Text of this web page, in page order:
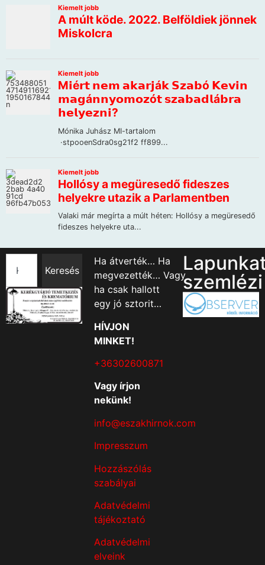
Keresés
Ha átverték… Ha
megvezették… Vagy
ha csak hallott
egy jó sztorit…
HÍVJON
MINKET!
+36302600871
Vagy írjon
nekünk!
info@eszakhirnok.com
Impresszum
Hozzászólás
szabályai
Adatvédelmi
tájékoztató
Adatvédelmi
elveink
szemlézi